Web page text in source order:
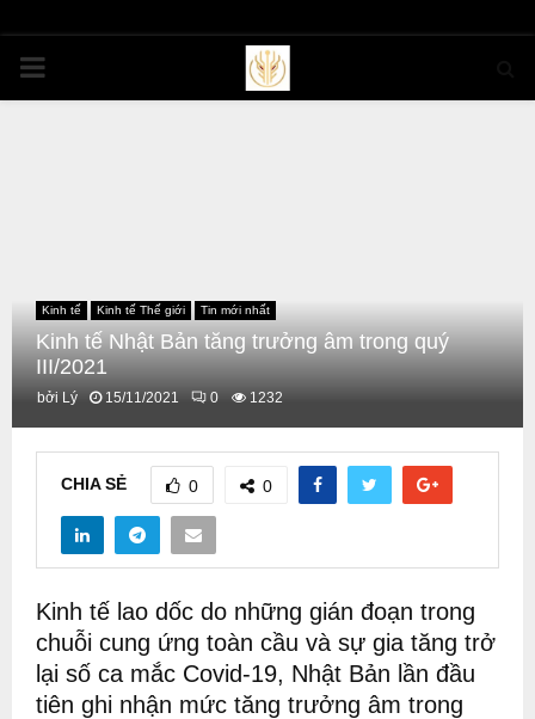
PRIMARY
Kinh tế Kinh tế Thế giới Tin mới nhất
Kinh tế Nhật Bản tăng trưởng âm trong quý
III/2021
bởi Lý 15/11/2021 0 1232
CHIA SẺ 0 0
Kinh tế lao dốc do những gián đoạn trong
chuỗi cung ứng toàn cầu và sự gia tăng trở
lại số ca mắc Covid-19, Nhật Bản lần đầu
tiên ghi nhận mức tăng trưởng âm trong